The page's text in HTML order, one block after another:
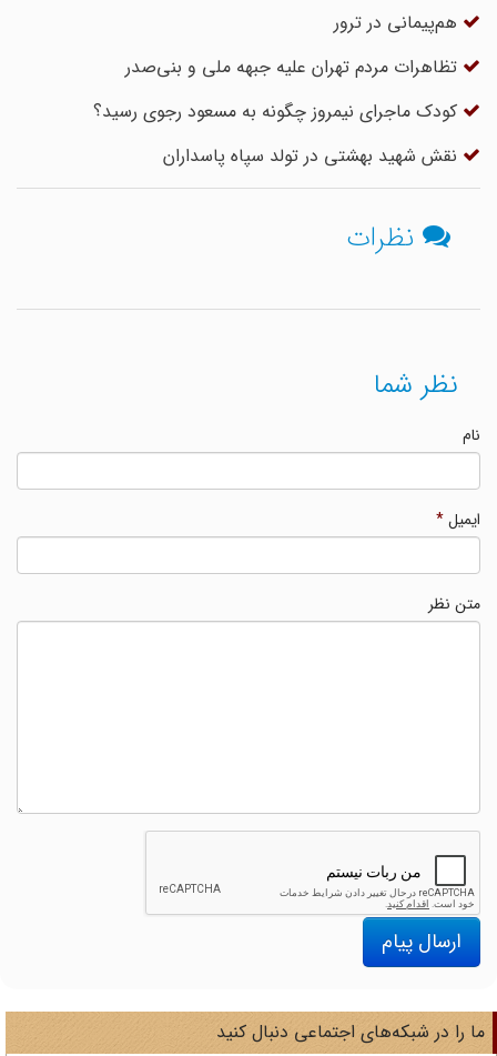
هم‌پیمانی در ترور
تظاهرات مردم تهران علیه جبهه ملی و بنی‌صدر
کودک ماجرای نیمروز چگونه به مسعود رجوی رسید؟
نقش شهید بهشتی در تولد سپاه پاسداران
نظرات
نظر شما
ایمیل*
متن نظر
ارسال پیام
را در شبکه‌های اجتماعی دنبال کنید